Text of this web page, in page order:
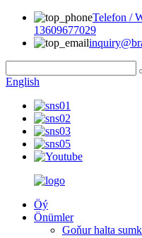
Telefon /
13609677029
English
Öý
Önümler
Goňur halta